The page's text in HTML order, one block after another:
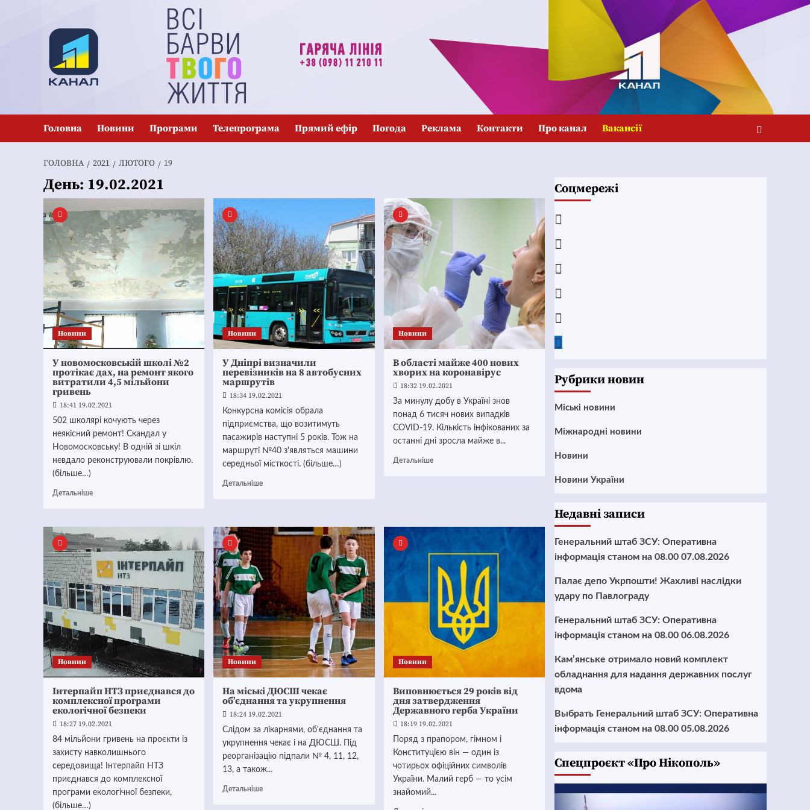
Головна Новини Програми Телепрограма Прямий ефір Погода Реклама Контакти Про канал Вакансії
ГОЛОВНА 2021 ЛЮТОГО 19
День: 19.02.2021
Новини
У новомосковській школі №2
протікає дах, на ремонт якого
витратили 4,5 мільйони
гривень
18:41 19.02.2021
502 школярі кочують через
неякісний ремонт! Скандал у
Новомосковську! В одній зі шкіл
невдало реконструювали покрівлю.
(більше…)
Детальніше
Новини
У Дніпрі визначили
перевізників на 8 автобусних
маршрутів
18:34 19.02.2021
Конкурсна комісія обрала
підприємства, що возитимуть
пасажирів наступні 5 років. Тож на
маршруті №40 з'являться машини
середньої місткості. (більше…)
Детальніше
Новини
В області майже 400 нових
хворих на коронавірус
18:32 19.02.2021
За минулу добу в Україні знов
понад 6 тисяч нових випадків
COVID-19. Кількість інфікованих за
останні дні зросла майже в...
Детальніше
Новини
Інтерпайп НТЗ приєднався до
комплексної програми
екологічної безпеки
18:27 19.02.2021
84 мільйони гривень на проєкти із
захисту навколишнього
середовища! Інтерпайп НТЗ
приєднався до комплексної
програми екологічної безпеки,
(більше…)
Новини
На міські ДЮСШ чекає
об’єднання та укрупнення
18:24 19.02.2021
Слідом за лікарнями, об'єднання та
укрупнення чекає і на ДЮСШ. Під
реорганізацію підпали № 4, 11, 12,
13, а також...
Детальніше
Новини
Виповнюється 29 років від
дня затвердження
Державного герба України
18:19 19.02.2021
Поряд з прапором, гімном і
Конституцією він — один із
чотирьох офіційних символів
України. Малий герб — то усім
знайомий...
Соцмережі
Рубрики новин
Mіські новини
Міжнародні новини
Новини
Новини України
Недавні записи
Генеральний штаб ЗСУ: Оперативна
інформація станом на 08.00 07.08.2026
Палає депо Укрпошти! Жахливі наслідки
удару по Павлограду
Генеральний штаб ЗСУ: Оперативна
інформація станом на 08.00 06.08.2026
Кам’янське отримало новий комплект
обладнання для надання державних послуг
вдома
Выбрать Генеральний штаб ЗСУ: Оперативна
інформація станом на 08.00 05.08.2026
Cпецпроєкт «Про Нікополь»